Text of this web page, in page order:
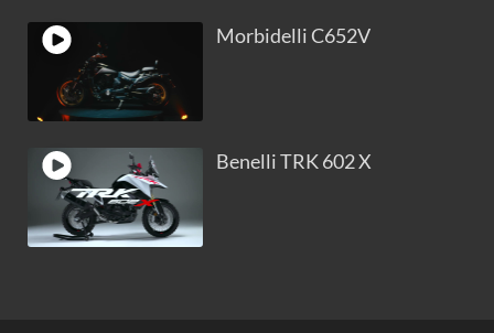
Morbidelli C652V
Benelli TRK 602 X